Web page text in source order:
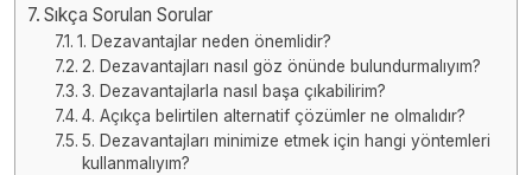
Sıkça Sorulan Sorular
1. Dezavantajlar neden önemlidir?
2. Dezavantajları nasıl göz önünde bulundurmalıyım?
3. Dezavantajlarla nasıl başa çıkabilirim?
4. Açıkça belirtilen alternatif çözümler ne olmalıdır?
5. Dezavantajları minimize etmek için hangi yöntemleri
kullanmalıyım?